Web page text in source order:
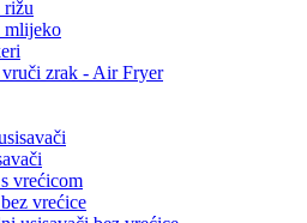
rižu
mlijeko
vruči zrak - Air Fryer
vrećicom
vrećice